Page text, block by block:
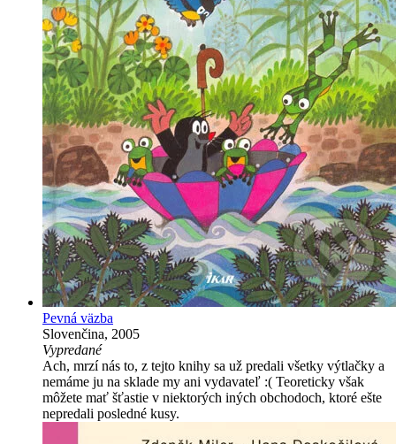
Pevná väzba
Slovenčina, 2005
Vypredané
Ach, mrzí nás to, z tejto knihy sa už predali všetky výtlačky a
nemáme ju na sklade my ani vydavateľ :( Teoreticky však
môžete mať šťastie v niektorých iných obchodoch, ktoré ešte
nepredali posledné kusy.